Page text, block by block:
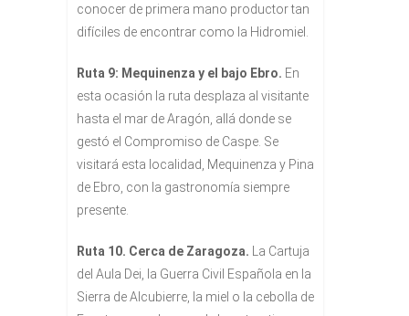
conocer de primera mano productor tan
difíciles de encontrar como la Hidromiel.
Ruta 9: Mequinenza y el bajo Ebro. En
esta ocasión la ruta desplaza al visitante
hasta el mar de Aragón, allá donde se
gestó el Compromiso de Caspe. Se
visitará esta localidad, Mequinenza y Pina
de Ebro, con la gastronomía siempre
presente.
Ruta 10. Cerca de Zaragoza. La Cartuja
del Aula Dei, la Guerra Civil Española en la
Sierra de Alcubierre, la miel o la cebolla de